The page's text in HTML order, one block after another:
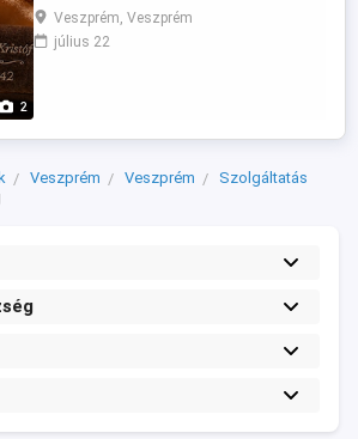
2
munka vagy izomfeszülés? Itt az idő,
hogy egy órára csak magaddal
foglalkozz! Professzionális masszázs
a közérzetet ...
Veszprém, Veszprém
július 22
Veszprém Veszprém
Szolgáltatás